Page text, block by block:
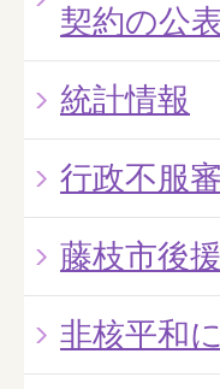
契約の公
統計情報
行政不服
藤枝市後
非核平和